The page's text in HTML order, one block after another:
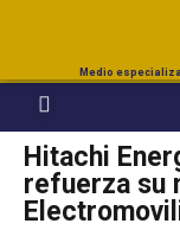
Medio
Hitachi
refuerza su